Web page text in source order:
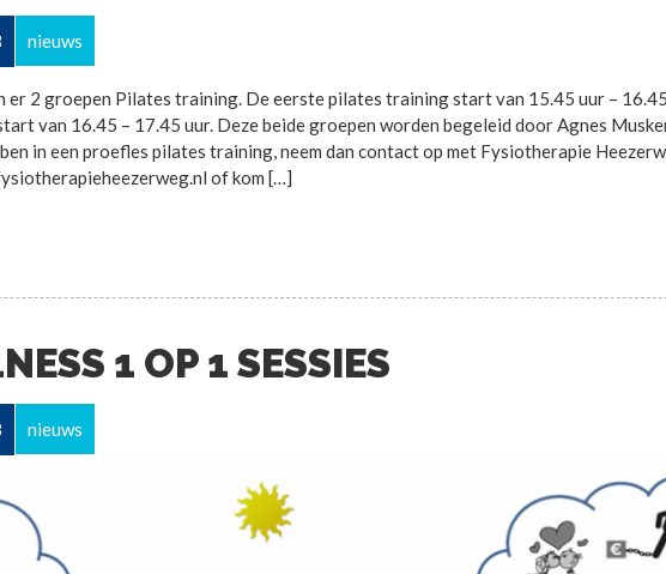
nieuws
er 2 groepen Pilates training. De eerste pilates training start van 15.45 uur –
van 16.45 – 17.45 uur. Deze beide groepen worden begeleid door Agnes
in een proefles pilates training, neem dan contact op met Fysiotherapie
of kom […]
1 OP 1 SESSIES
nieuws